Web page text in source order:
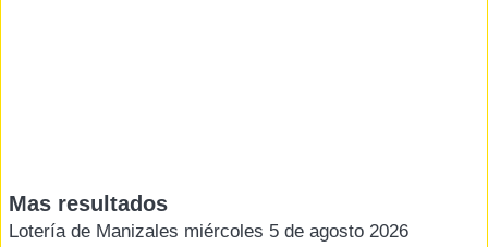
Mas resultados
Lotería de Manizales miércoles 5 de agosto 2026